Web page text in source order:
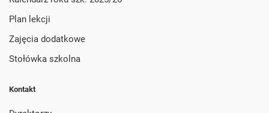
Plan lekcji
Zajęcia dodatkowe
Stołówka szkolna
Kontakt